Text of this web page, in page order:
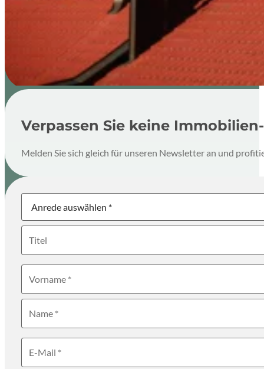
Verpassen Sie keine
Melden Sie sich gleich für unseren Newsletter an und